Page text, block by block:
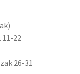
22
26-31